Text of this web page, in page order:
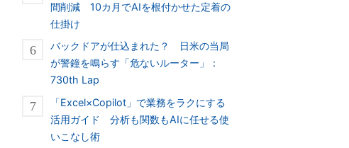
間削減 10カ月でAIを根付かせた定着の
仕掛け
バックドアが仕込まれた？ 日米の当局
が警鐘を鳴らす「危ないルーター」：
730th Lap
「Excel×Copilot」で業務をラクにする
活用ガイド 分析も関数もAIに任せる使
いこなし術